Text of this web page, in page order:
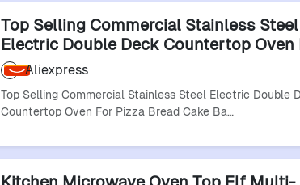
Top Selling Commercial Stainless Steel
Electric Double Deck Countertop Oven
Pizza Bread Cake Baking In Restaurants
Kitchens
Aliexpress
Top Selling Commercial Stainless Steel Electric Double
Countertop Oven For Pizza Bread Cake Ba…